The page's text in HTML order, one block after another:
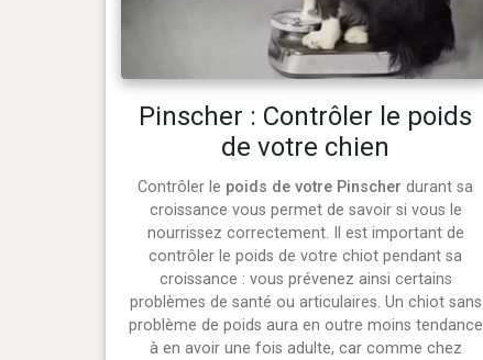
Pinscher : Contrôler le poids
de votre chien
Contrôler le poids de votre Pinscher durant sa
croissance vous permet de savoir si vous le
nourrissez correctement. Il est important de
contrôler le poids de votre chiot pendant sa
croissance : vous prévenez ainsi certains
problèmes de santé ou articulaires. Un chiot sans
problème de poids aura en outre moins tendance
à en avoir une fois adulte, car comme chez